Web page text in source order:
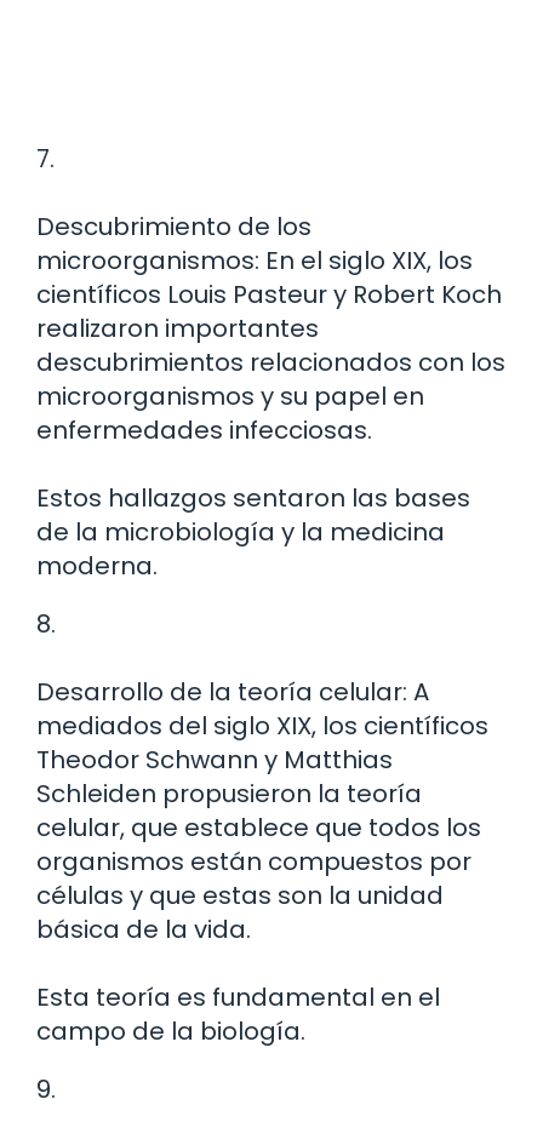
7.
Descubrimiento de los
microorganismos: En el siglo XIX, los
científicos Louis Pasteur y Robert Koch
realizaron importantes
descubrimientos relacionados con los
microorganismos y su papel en
enfermedades infecciosas.
Estos hallazgos sentaron las bases
de la microbiología y la medicina
moderna.
8.
Desarrollo de la teoría celular: A
mediados del siglo XIX, los científicos
Theodor Schwann y Matthias
Schleiden propusieron la teoría
celular, que establece que todos los
organismos están compuestos por
células y que estas son la unidad
básica de la vida.
Esta teoría es fundamental en el
campo de la biología.
9.